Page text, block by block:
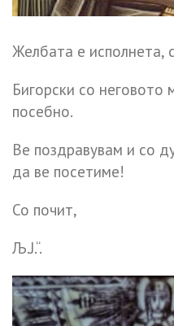
Желбата е исполнета,
Бигорски со
посебно.
Ве поздравувам и со
да ве посетиме!
Со почит,
Љ.Ј.“.